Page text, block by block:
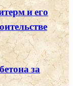
и его
за